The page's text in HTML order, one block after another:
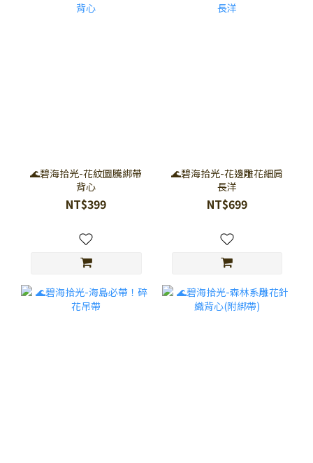
🌊碧海拾光-花紋圖騰綁帶
背心
NT$399
🌊碧海拾光-花邊雕花細肩
長洋
NT$699